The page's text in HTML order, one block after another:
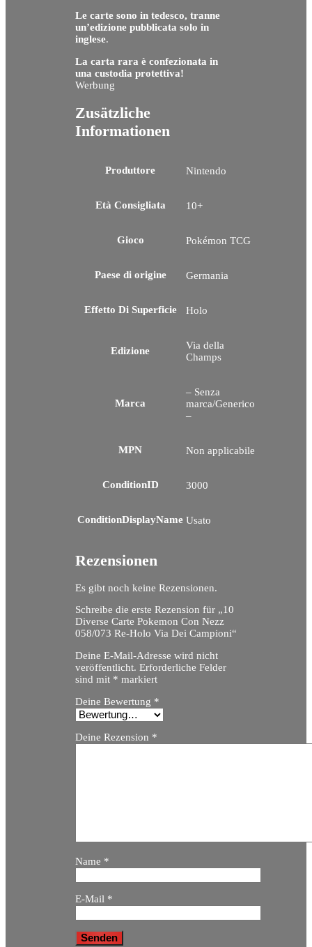
Le carte sono in tedesco, tranne
un’edizione pubblicata solo in
inglese.
La carta rara è confezionata in
una custodia protettiva!
Werbung
Zusätzliche
Informationen
Produttore Nintendo
Età Consigliata 10+
Gioco Pokémon TCG
Paese di origine Germania
Effetto Di Superficie Holo
Edizione
Via della
Champs
Marca
– Senza
marca/Generico
–
MPN Non applicabile
ConditionID 3000
ConditionDisplayName Usato
Rezensionen
Es gibt noch keine Rezensionen.
Schreibe die erste Rezension für „10
Diverse Carte Pokemon Con Nezz
058/073 Re-Holo Via Dei Campioni“
Deine E-Mail-Adresse wird nicht
veröffentlicht. Erforderliche Felder
sind mit * markiert
Deine Bewertung *
Deine Rezension *
Name *
E-Mail *